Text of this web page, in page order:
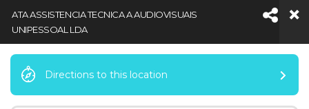
YouTube
ATA ASSISTENCIA TECNICA A AUDIOVISUAIS
UNIPESSOAL LDA
Directions to this location